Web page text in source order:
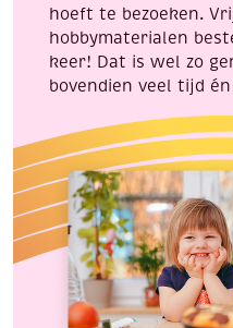
hoeft te bezoeken.
hobbymaterialen
keer! Dat is wel zo
bovendien veel tijd